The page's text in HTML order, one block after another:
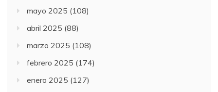
mayo 2025 (108)
abril 2025 (88)
marzo 2025 (108)
febrero 2025 (174)
enero 2025 (127)